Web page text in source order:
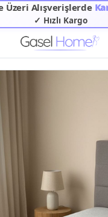
Üzeri Alışverişlerde
✓ Hızlı Kargo